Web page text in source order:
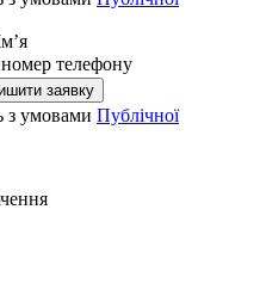
телефону
заявку
з умовами Публічної